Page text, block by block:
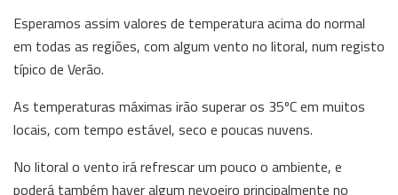
Esperamos assim valores de temperatura acima do normal
em todas as regiões, com algum vento no litoral, num registo
típico de Verão.
As temperaturas máximas irão superar os 35ºC em muitos
locais, com tempo estável, seco e poucas nuvens.
No litoral o vento irá refrescar um pouco o ambiente, e
poderá também haver algum nevoeiro principalmente no